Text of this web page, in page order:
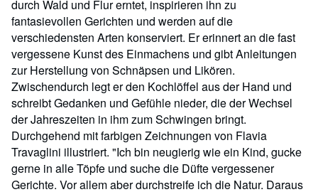
durch Wald und Flur erntet, inspirieren ihn zu
fantasievollen Gerichten und werden auf die
verschiedensten Arten konserviert. Er erinnert an die fast
vergessene Kunst des Einmachens und gibt Anleitungen
zur Herstellung von Schnäpsen und Likören.
Zwischendurch legt er den Kochlöffel aus der Hand und
schreibt Gedanken und Gefühle nieder, die der Wechsel
der Jahreszeiten in ihm zum Schwingen bringt.
Durchgehend mit farbigen Zeichnungen von Flavia
Travaglini illustriert. "Ich bin neugierig wie ein Kind, gucke
gerne in alle Töpfe und suche die Düfte vergessener
Gerichte. Vor allem aber durchstreife ich die Natur. Daraus